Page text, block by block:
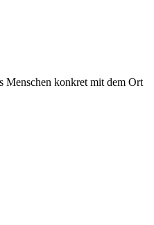
Menschen konkret mit dem Ort